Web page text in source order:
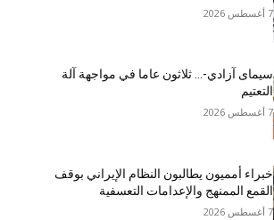
7 أغسطس 2026
سيمای آزادي-… ثلاثون عاما في مواجهة آلة
التعتيم
7 أغسطس 2026
خبراء أمميون يطالبون النظام الإيراني بوقف
القمع الممنهج والإعدامات التعسفية
7 أغسطس 2026